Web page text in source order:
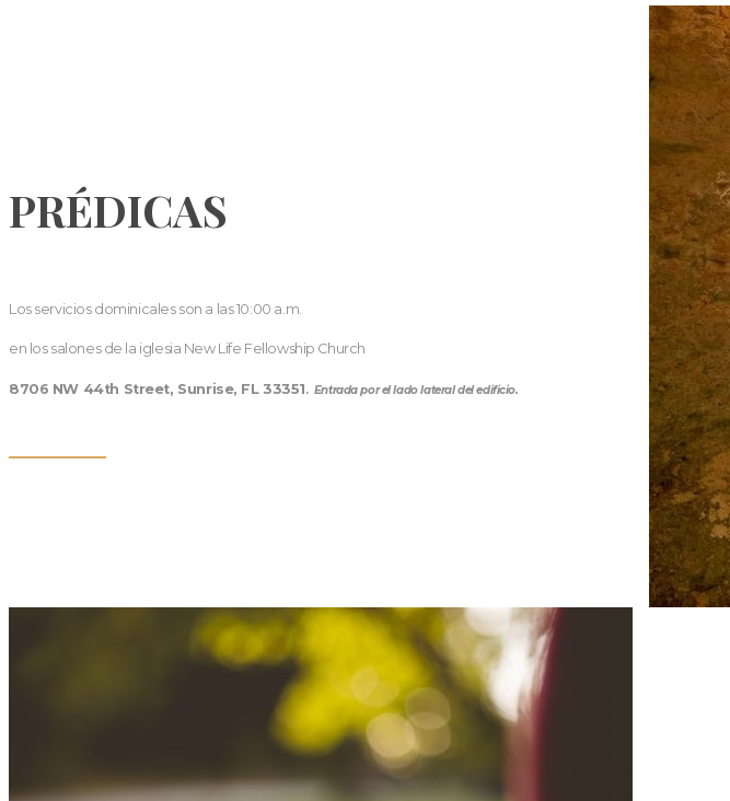
PRÉDICAS
Los servicios dominicales son a las 10:00 a.m.
en los salones de la iglesia New Life Fellowship Church
8706 NW 44th Street, Sunrise, FL 33351. Entrada por el lado lateral del edificio.